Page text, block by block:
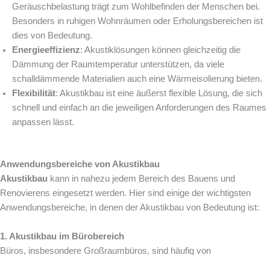
Geräuschbelastung trägt zum Wohlbefinden der Menschen bei.
Besonders in ruhigen Wohnräumen oder Erholungsbereichen ist
dies von Bedeutung.
Energieeffizienz: Akustiklösungen können gleichzeitig die
Dämmung der Raumtemperatur unterstützen, da viele
schalldämmende Materialien auch eine Wärmeisolierung bieten.
Flexibilität: Akustikbau ist eine äußerst flexible Lösung, die sich
schnell und einfach an die jeweiligen Anforderungen des Raumes
anpassen lässt.
Anwendungsbereiche von Akustikbau
Akustikbau kann in nahezu jedem Bereich des Bauens und
Renovierens eingesetzt werden. Hier sind einige der wichtigsten
Anwendungsbereiche, in denen der Akustikbau von Bedeutung ist:
1. Akustikbau im Bürobereich
Büros, insbesondere Großraumbüros, sind häufig von